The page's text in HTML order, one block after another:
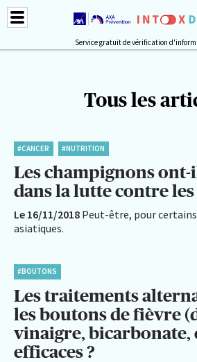
Service gratuit de vérification
Tous les
#CANCER #NUTRITION
Les champignons
dans la lutte contre les
Le 16/11/2018 Peut-être, pour
asiatiques.
#BOUTONS
Les traitements
les boutons de fièvre
vinaigre, bicarbonate,
efficaces ?